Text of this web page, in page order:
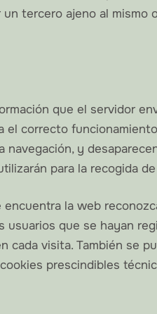
tercero ajeno al mismo
que el servidor
correcto
y
para la recogida
la web
que se hayan
visita. También se
prescindibles